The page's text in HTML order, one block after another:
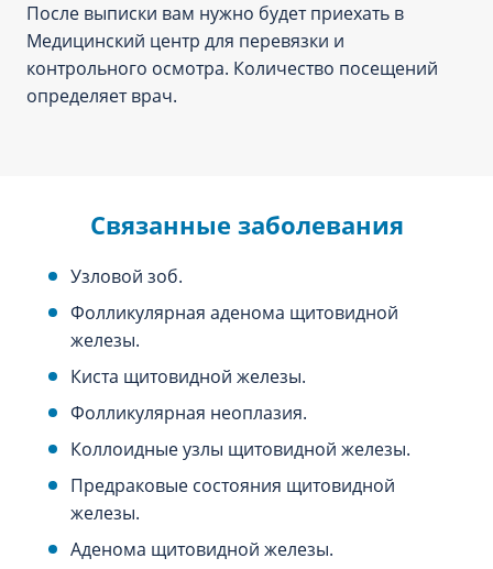
После выписки вам нужно будет приехать в
Медицинский центр для перевязки и
контрольного осмотра. Количество посещений
определяет врач.
Связанные заболевания
Узловой зоб.
Фолликулярная аденома щитовидной
железы.
Киста щитовидной железы.
Фолликулярная неоплазия.
Коллоидные узлы щитовидной железы.
Предраковые состояния щитовидной
железы.
Аденома щитовидной железы.